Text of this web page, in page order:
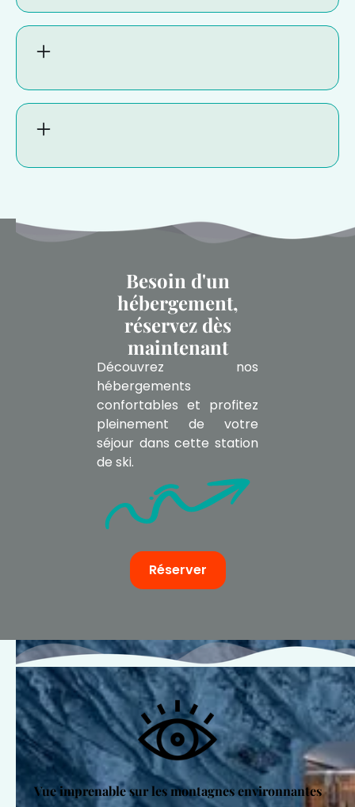
Besoin d'un
hébergement,
réservez dès
maintenant
Découvrez nos
hébergements
confortables et profitez
pleinement de votre
séjour dans cette station
de ski.
Réserver
Vue imprenable sur les montagnes environnantes